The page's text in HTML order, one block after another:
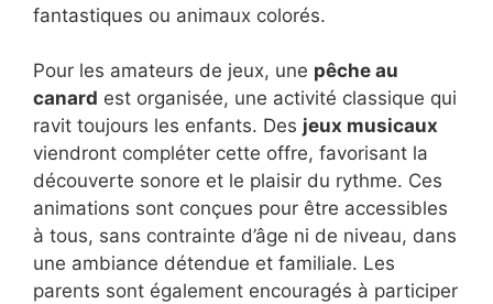
fantastiques ou animaux colorés.
Pour les amateurs de jeux, une pêche au
canard est organisée, une activité classique qui
ravit toujours les enfants. Des jeux musicaux
viendront compléter cette offre, favorisant la
découverte sonore et le plaisir du rythme. Ces
animations sont conçues pour être accessibles
à tous, sans contrainte d’âge ni de niveau, dans
une ambiance détendue et familiale. Les
parents sont également encouragés à participer